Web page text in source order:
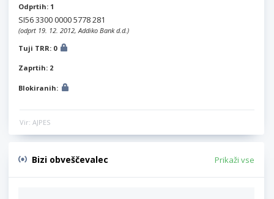
Odprtih: 1
SI56 3300 0000 5778 281
(odprt 19. 12. 2012, Addiko Bank d.d.)
Tuji TRR: 0
Zaprtih: 2
Blokiranih:
Vir: AJPES
Bizi obveščevalec Prikaži vse